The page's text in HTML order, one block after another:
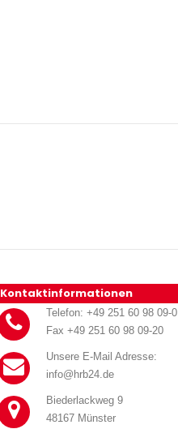
Kontaktinformationen
Telefon: +49 251 60 98 09-0
Fax +49 251 60 98 09-20
Unsere E-Mail Adresse:
info@hrb24.de
Biederlackweg 9
48167 Münster